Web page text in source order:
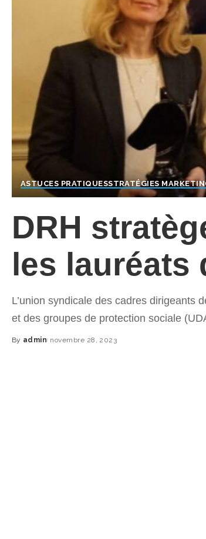
ASTUCES PRATIQUESSTRATÉGIES
DRH
les lauréats
L’union syndicale des cadres dirigeants
et des groupes de protection sociale
Posted
By admin novembre 28, 2023